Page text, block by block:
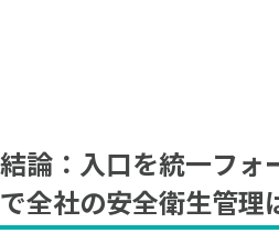
結論：入口を統一フォ
で全社の安全衛生管理